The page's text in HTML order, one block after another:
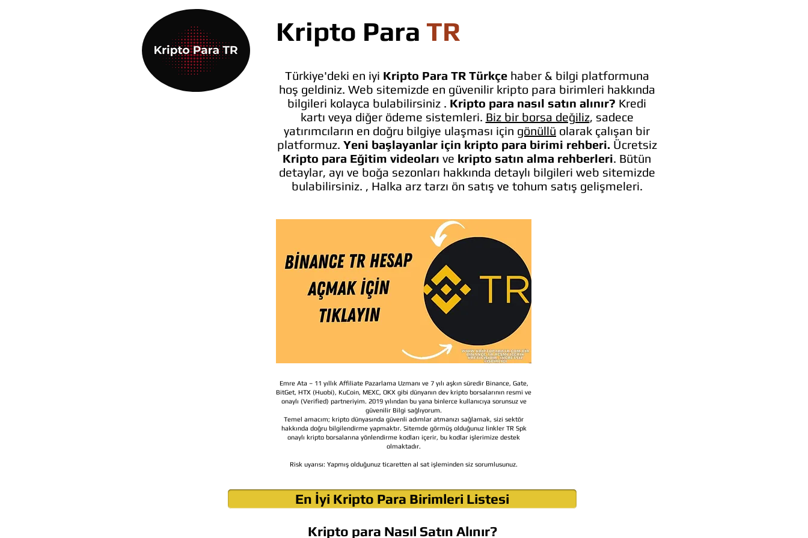
Kripto Para TR
Türkiye'deki en iyi Kripto Para TR Türkçe haber & bilgi platformuna
hoş geldiniz. Web sitemizde en güvenilir kripto para birimleri hakkında
bilgileri kolayca bulabilirsiniz . Kripto para nasıl satın alınır? Kredi
kartı veya diğer ödeme sistemleri. Biz bir borsa değiliz, sadece
yatırımcıların en doğru bilgiye ulaşması için gönüllü olarak çalışan bir
platformuz. Yeni başlayanlar için kripto para birimi rehberi. Ücretsiz
Kripto para Eğitim videoları ve kripto satın alma rehberleri. Bütün
detaylar, ayı ve boğa sezonları hakkında detaylı bilgileri web sitemizde
bulabilirsiniz. , Halka arz tarzı ön satış ve tohum satış gelişmeleri.
Emre Ata – 11 yıllık Affiliate Pazarlama Uzmanı ve 7 yılı aşkın süredir Binance, Gate,
BitGet, HTX (Huobi), KuCoin, MEXC, OKX gibi dünyanın dev kripto borsalarının resmi ve
onaylı (Verified) partneriyim. 2019 yılından bu yana binlerce kullanıcıya sorunsuz ve
güvenilir Bilgi sağlıyorum.
Temel amacım; kripto dünyasında güvenli adımlar atmanızı sağlamak, sizi sektör
hakkında doğru bilgilendirme yapmaktır. Sitemde görmüş olduğunuz linkler TR Spk
onaylı kripto borsalarına yönlendirme kodları içerir, bu kodlar işlerimize destek
olmaktadır.
Risk uyarısı: Yapmış olduğunuz ticaretten al sat işleminden siz sorumlusunuz.
En İyi Kripto Para Birimleri Listesi
Kripto para Nasıl Satın Alınır?